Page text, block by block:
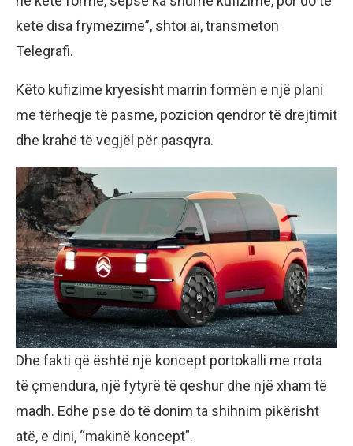
ketë disa frymëzime”, shtoi ai, transmeton
Telegrafi.
Këto kufizime kryesisht marrin formën e një plani
me tërheqje të pasme, pozicion qendror të drejtimit
dhe krahë të vegjël për pasqyra.
Dhe fakti që është një koncept portokalli me rrota
të çmendura, një fytyrë të qeshur dhe një xham të
madh. Edhe pse do të donim ta shihnim pikërisht
atë, e dini, “makinë koncept”.